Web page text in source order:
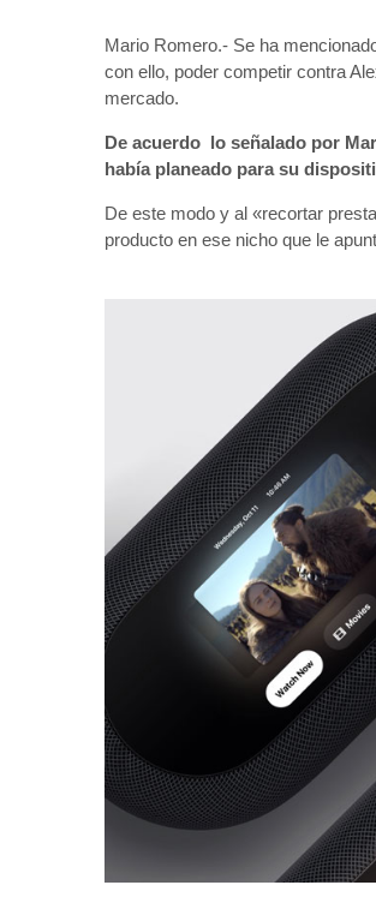
Mario Romero.- Se ha
con ello, poder competir contra
mercado.
De acuerdo lo señalado por
había planeado para su
De este modo y al «recortar
producto en ese nicho que le